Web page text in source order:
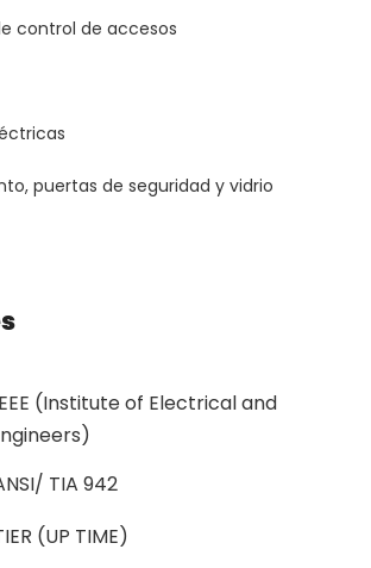
control de accesos
puertas de seguridad y vidrio
(Institute of Electrical and
TIA 942
(UP TIME)